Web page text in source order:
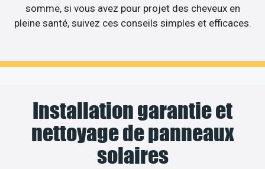
somme, si vous avez pour projet des cheveux en
pleine santé, suivez ces conseils simples et efficaces.
Installation garantie et
nettoyage de panneaux
solaires